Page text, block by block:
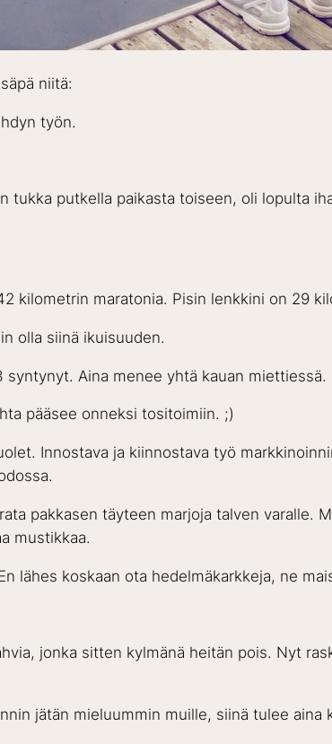
niitä:
työn.
tukka putkella paikasta toiseen, oli lopulta
kilometrin maratonia. Pisin lenkkini on 29
olla siinä ikuisuuden.
syntynyt. Aina menee yhtä kauan miettiessä.
pääsee onneksi tositoimiin. ;)
Innostava ja kiinnostava työ
pakkasen täyteen marjoja talven varalle.
mustikkaa.
lähes koskaan ota hedelmäkarkkeja, ne
jonka sitten kylmänä heitän pois. Nyt
jätän mieluummin muille, siinä tulee aina